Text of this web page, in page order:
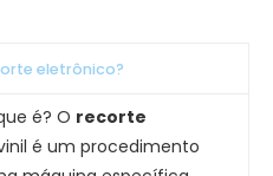
eletrônico?
é? O recorte
é um procedimento